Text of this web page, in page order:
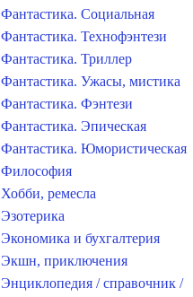
Фантастика. Социальная
Фантастика. Технофэнтези
Фантастика. Триллер
Фантастика. Ужасы, мистика
Фантастика. Фэнтези
Фантастика. Эпическая
Фантастика. Юмористическая
Философия
Хобби, ремесла
Эзотерика
Экономика и бухгалтерия
Экшн, приключения
Энциклопедия / справочник /